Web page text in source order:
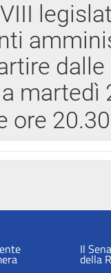
ore
Il
della